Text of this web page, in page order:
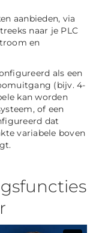
aanbieden, via
naar je PLC
en
als een
(bijv. 4-
kan worden
of een
dat
variabele boven